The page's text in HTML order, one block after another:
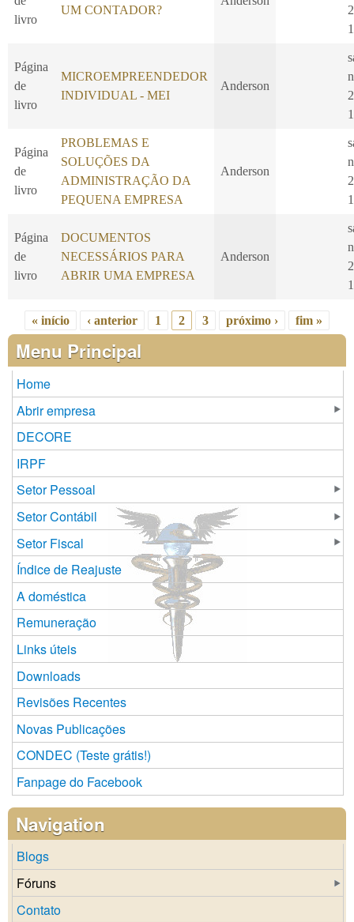
livro
UM CONTADOR?
Página
de
livro
MICROEMPREENDEDOR
INDIVIDUAL - MEI
Anderson
Página
de
livro
PROBLEMAS E
SOLUÇÕES DA
ADMINISTRAÇÃO DA
PEQUENA EMPRESA
Anderson
Página
de
livro
DOCUMENTOS
NECESSÁRIOS PARA
ABRIR UMA EMPRESA
Anderson
Páginas
« início ‹ anterior 1 2 3 próximo › fim »
Menu Principal
Home
Abrir empresa
DECORE
IRPF
Setor Pessoal
Setor Contábil
Setor Fiscal
Índice de Reajuste
A doméstica
Remuneração
Links úteis
Downloads
Revisões Recentes
Novas Publicações
CONDEC (Teste grátis!)
Fanpage do Facebook
Navigation
Blogs
Fóruns
Contato